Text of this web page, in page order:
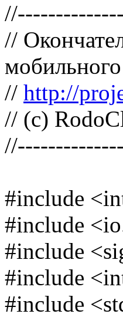
//
// http://
// (с)
#include
#include
#include
#include
#include